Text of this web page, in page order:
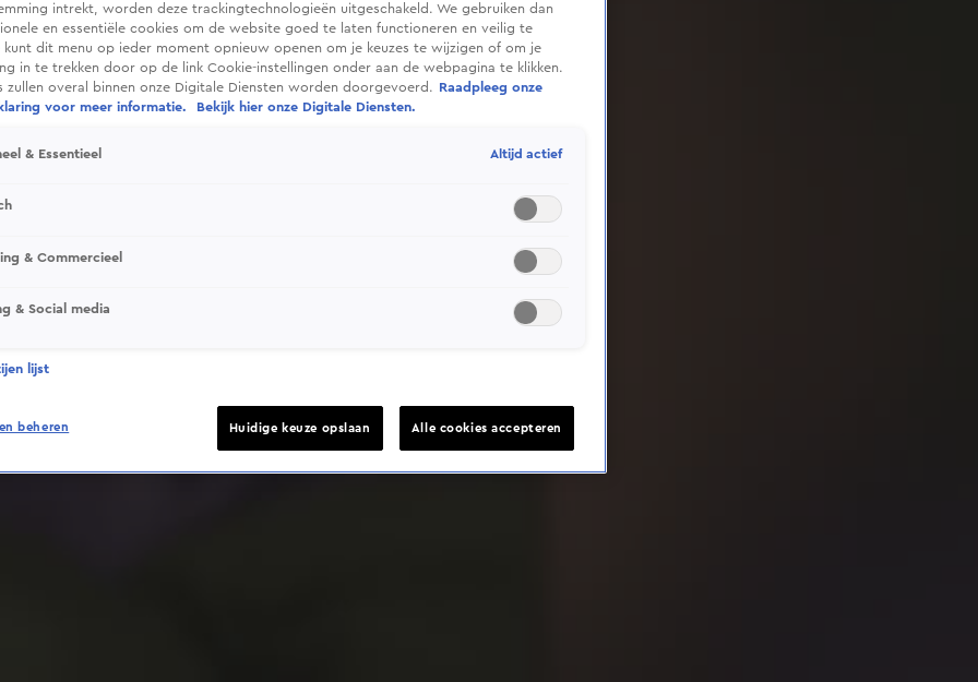
Deze video is niet beschikbaar op je huidige locatie
intrekt, worden deze trackingtechnologieën uitgeschakeld. We gebruiken dan
en essentiële cookies om de website goed te laten functioneren en veilig te
kunt dit menu op ieder moment opnieuw openen om je keuzes te wijzigen of om je
in te trekken door op de link Cookie-instellingen onder aan de webpagina te klikken.
zullen overal binnen onze Digitale Diensten worden doorgevoerd.
Raadpleeg onze
voor meer informatie.
Bekijk hier onze Digitale Diensten.
& Essentieel Altijd actief
& Commercieel
& Social media
lijst
beheren Huidige keuze opslaan Alle cookies accepteren